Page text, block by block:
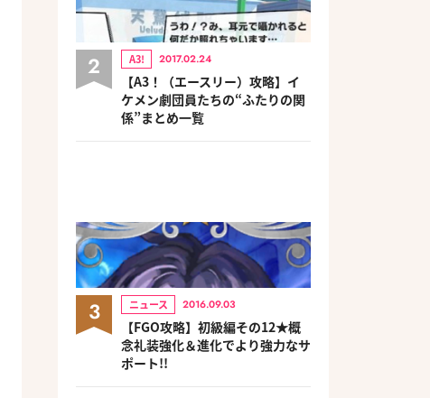
2 A3! 2017.02.24
【A3！（エースリー）攻略】イ
ケメン劇団員たちの“ふたりの関
係”まとめ一覧
3 ニュース 2016.09.03
【FGO攻略】初級編その12★概
念礼装強化＆進化でより強力なサ
ポート!!